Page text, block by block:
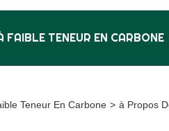
FAIBLE TENEUR EN CARBONE
Teneur En Carbone > à Propos